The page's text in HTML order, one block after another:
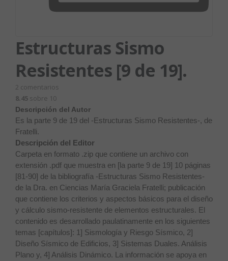
Estructuras Sismo
Resistentes [9 de 19].
2 comentarios
8.45 sobre 10
Descripción del Autor
Es la parte 9 de 19 del -Estructuras Sismo Resistentes-, de
Fratelli.
Descripción del Editor
Carpeta en formato .zip que contiene un archivo con
extensión .pdf que muestra en [la parte 9 de 19] 10 páginas
[81-90] de la bibliografía -Estructuras Sismo Resistentes-
de la Dra. en Ciencias María Graciela Fratelli; publicación
que contiene los criterios y aspectos básicos para el diseño
y cálculo sismo-resistente de elementos estructurales. El
contenido es desarrollado paulatinamente en los siguientes
temas [capítulos]: 1] Sismología y Riesgo Sísmico, 2]
Diseño Sísmico de Edificios, 3] Sistemas Duales. Análisis
Plano y, 4] Análisis Dinámico. La información se apoya en